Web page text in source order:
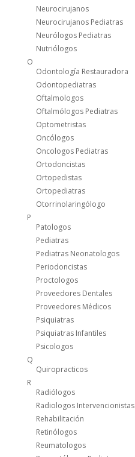
Neurocirujanos
Neurocirujanos Pediatras
Neurólogos Pediatras
Nutriólogos
O
Odontología Restauradora
Odontopediatras
Oftalmologos
Oftalmólogos Pediatras
Optometristas
Oncólogos
Oncologos Pediatras
Ortodoncistas
Ortopedistas
Ortopediatras
Otorrinolaringólogo
P
Patologos
Pediatras
Pediatras Neonatologos
Periodoncistas
Proctologos
Proveedores Dentales
Proveedores Médicos
Psiquiatras
Psiquiatras Infantiles
Psicologos
Q
Quiropracticos
R
Radiólogos
Radiologos Intervencionistas
Rehabilitación
Retinólogos
Reumatologos